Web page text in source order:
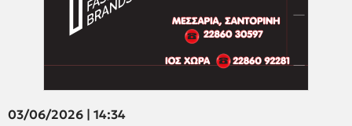
03/06/2026 | 14:34